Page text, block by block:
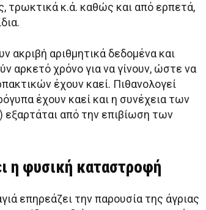
τρωκτικά κ.ά. καθώς και από ερπετά,
ακριβή αριθμητικά δεδομένα και
αρκετό χρόνο για να γίνουν, ώστε να
έχουν καεί. Πιθανολογεί
έχουν καεί και η συνέχεια των
από την επιβίωση των
η φυσική καταστροφή
επηρεάζει την παρουσία της άγριας